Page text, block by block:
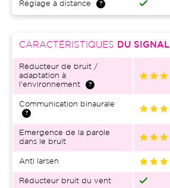
Réglage à distance
CARACTÉRISTIQUES DU SIGNAL
Réducteur de bruit /
adaptation à
l'environnement
Communication binaurale
Emergence de la parole
dans le bruit
Anti larsen
Réducteur bruit du vent